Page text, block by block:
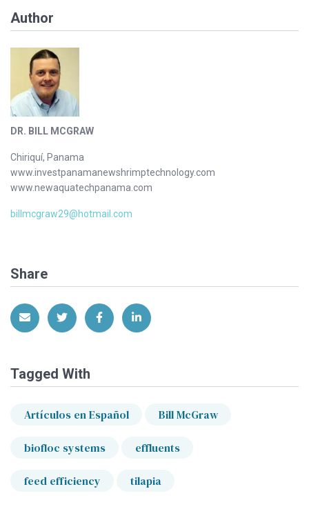
Author
DR. BILL MCGRAW
Chiriquí, Panama
www.investpanamanewshrimptechnology.com
www.newaquatechpanama.com
billmcgraw29@hotmail.com
Share
Share via EmailShare on Twitter
Share on Facebook
Share on LinkedIn
Tagged With
Artículos en Español Bill McGraw
biofloc systems effluents
feed efficiency tilapia